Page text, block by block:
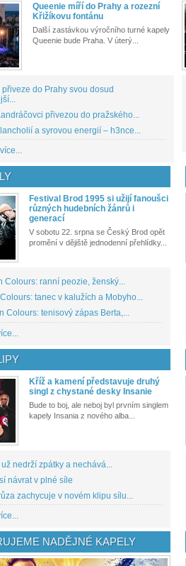
Queenie míří do Prahy a rozezní
Křižíkovu fontánu
Další zastávkou výročního turné kapely
Queenie bude Praha. V úterý...
přiveze do Prahy svou dosud
přivezou do pražského...
a syrovou energií – h3nce...
Festival Brod 1995 si užijí fanoušci
různých hudebních žánrů i
generací
V sobotu 22. srpna se Český Brod opět
promění v dějiště jednodenní přehlídky...
Colours: ranní peozie, ženský...
tanec v kalužích a Mobyho...
Colours: tenisový zápas Berta,...
Kříž a kamení představuje druhý
singl z chystané desky Insanie
Bude to boj, ale neboj byl prvním singlem
kapely Insania z nového alba...
nedrží zpátky a nechává...
návrat v plné síle
zachycuje v novém klipu sílu...
NADĚJNÉ KAPELY